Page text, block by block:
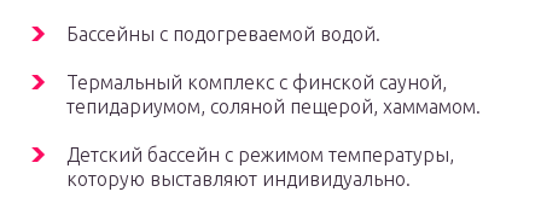
Бассейны с подогреваемой водой.
Термальный комплекс с финской сауной,
тепидариумом, соляной пещерой, хаммамом.
Детский бассейн с режимом температуры,
которую выставляют индивидуально.